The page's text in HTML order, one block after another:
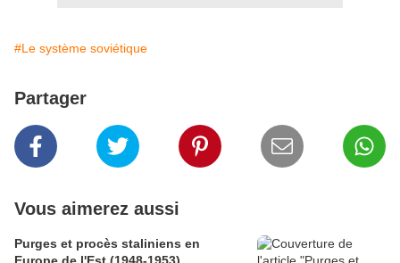
#Le système soviétique
Partager
Vous aimerez aussi
Purges et procès staliniens en